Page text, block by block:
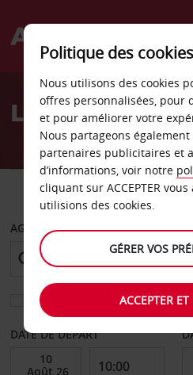
Welcome
AvisLocation de
VOITURE
AGENCE DE DÉPART
Sélectionnez une autre
DATE DE DÉPART
Politique des cookies
Nous utilisons des cookies
offres personnalisées, pour
et pour améliorer votre
Nous partageons
partenaires publicitaires et
d’informations, voir notre
cliquant sur ACCEPTER
utilisions des cookies.
GÉRER VOS
ACCEPTER